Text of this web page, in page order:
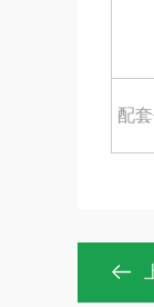
配